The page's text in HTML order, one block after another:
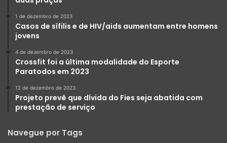
1 de dezembro de 2023
Casos de sífilis e de HIV/aids aumentam entre homens
jovens
4 de dezembro de 2023
Crossfit foi a última modalidade do Esporte
Paratodos em 2023
12 de dezembro de 2023
Projeto prevê que dívida do Fies seja abatida com
prestação de serviço
Navegue por Tags